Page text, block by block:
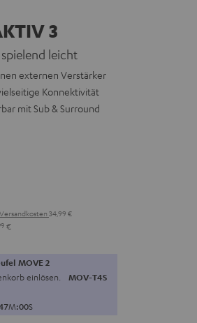
3
leicht
externen Verstärker
Konnektivität
mit Sub & Surround
Versandkosten 34,99 €
€
MOVE 2
einlösen. MOV-T4S
6M:59S